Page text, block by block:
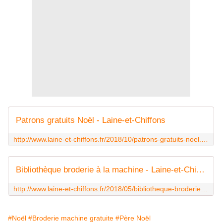
Patrons gratuits Noël - Laine-et-Chiffons
Bibliothèque broderie à la machine - Laine-et-Chiffons
#Noël #Broderie machine gratuite #Père Noël